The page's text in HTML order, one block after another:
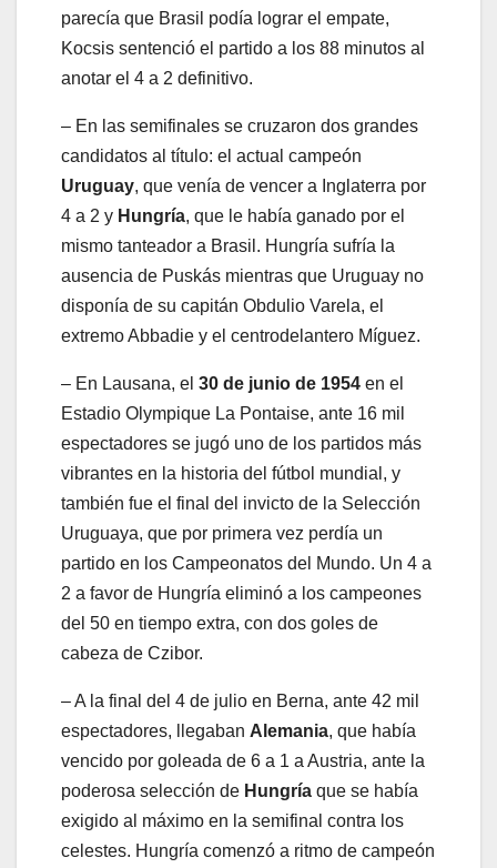
parecía que Brasil podía lograr el empate,
Kocsis sentenció el partido a los 88 minutos al
anotar el 4 a 2 definitivo.
– En las semifinales se cruzaron dos grandes
candidatos al título: el actual campeón
Uruguay, que venía de vencer a Inglaterra por
4 a 2 y Hungría, que le había ganado por el
mismo tanteador a Brasil. Hungría sufría la
ausencia de Puskás mientras que Uruguay no
disponía de su capitán Obdulio Varela, el
extremo Abbadie y el centrodelantero Míguez.
– En Lausana, el 30 de junio de 1954 en el
Estadio Olympique La Pontaise, ante 16 mil
espectadores se jugó uno de los partidos más
vibrantes en la historia del fútbol mundial, y
también fue el final del invicto de la Selección
Uruguaya, que por primera vez perdía un
partido en los Campeonatos del Mundo. Un 4 a
2 a favor de Hungría eliminó a los campeones
del 50 en tiempo extra, con dos goles de
cabeza de Czibor.
– A la final del 4 de julio en Berna, ante 42 mil
espectadores, llegaban Alemania, que había
vencido por goleada de 6 a 1 a Austria, ante la
poderosa selección de Hungría que se había
exigido al máximo en la semifinal contra los
celestes. Hungría comenzó a ritmo de campeón